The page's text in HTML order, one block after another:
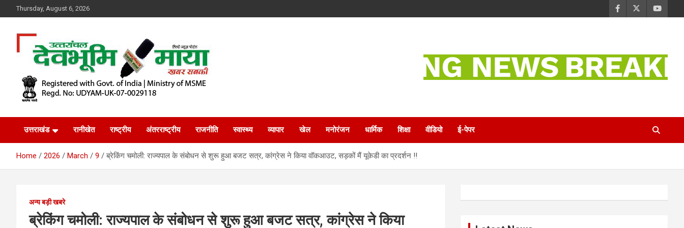
to
Thursday, August 6, 2026
Dev Bhoomi Maya
उत्तराखंड रानीखेत राष्ट्रीय अंतरराष्ट्रीय राजनीति स्वास्थ्य व्यापार खेल मनोरंजन धार्मिक शिक्षा वीडियो ई-पेपर
Home 2026 March 9 ब्रेकिंग चमोली: राज्यपाल के संबोधन से शुरू हुआ बजट सत्र, कांग्रेस ने किया वॉकआउट, सड़कों मैं यूकेडी का प्रदर्शन !!
अन्य बड़ी खबरे
ब्रेकिंग चमोली: राज्यपाल के संबोधन से शुरू हुआ बजट सत्र, कांग्रेस ने किया